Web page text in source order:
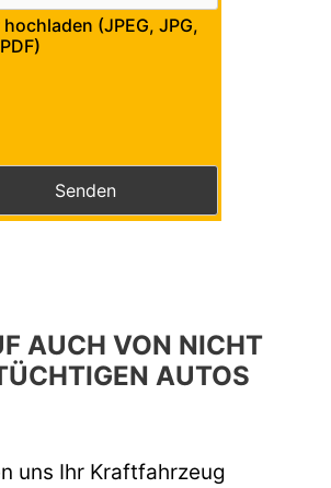
hochladen (JPEG, JPG,
dieses Feld leer.
AUCH VON NICHT
AUTOS
uns Ihr Kraftfahrzeug